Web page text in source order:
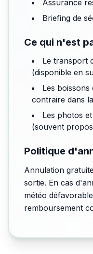
Assurance
Briefing de
Ce qui n'est
Le transport
(disponible en
Les
contraire dans
Les photos
(souvent
Politique
Annulation
sortie. En cas
météo
remboursement